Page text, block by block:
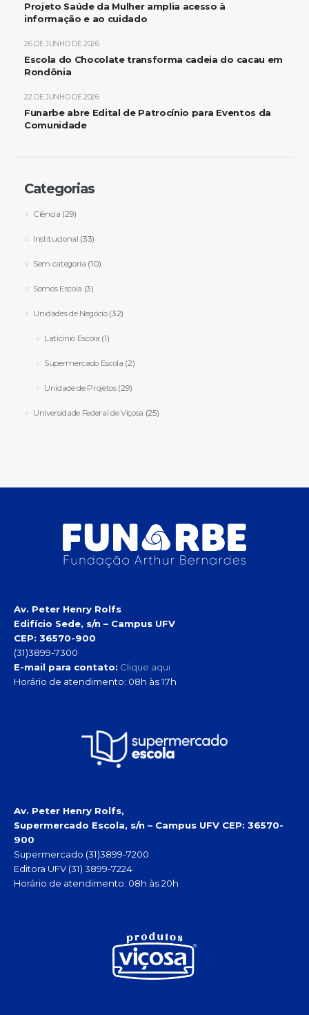
Projeto Saúde da Mulher amplia acesso à
informação e ao cuidado
Escola do Chocolate transforma cadeia do cacau em
Rondônia
26 DE JUNHO DE 2026
Funarbe abre Edital de Patrocínio para Eventos da
Comunidade
22 DE JUNHO DE 2026
Categorias
Ciência (29)
Institucional (33)
Sem categoria (10)
Somos Escola (3)
Unidades de Negócio(32)
Laticínio Escola (1)
Supermercado Escola (2)
Unidade de Projetos(29)
Universidade Federal de Viçosa (25)
Av. Peter Henry Rolfs
Edifício Sede, s/n – Campus UFV
CEP: 36570-900
(31)3899-7300
E-mail para contato: Clique aqui
Horário de atendimento: 08h às 17h
Av. Peter Henry Rolfs,
Supermercado Escola, s/n – Campus UFV CEP: 36570-
900
Supermercado (31)3899-7200
Editora UFV (31) 3899-7224
Horário de atendimento: 08h às 20h